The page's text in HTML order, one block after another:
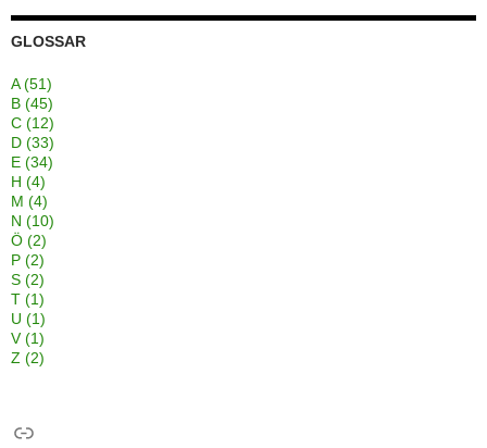
GLOSSAR
A(51)
B (45)
C (12)
D (33)
E (34)
H (4)
M (4)
N (10)
Ö (2)
P (2)
S (2)
T (1)
U (1)
V(1)
Z (2)
Link